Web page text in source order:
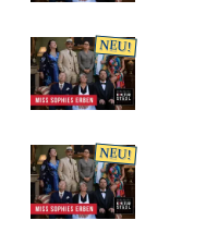
NEU!
NEU!